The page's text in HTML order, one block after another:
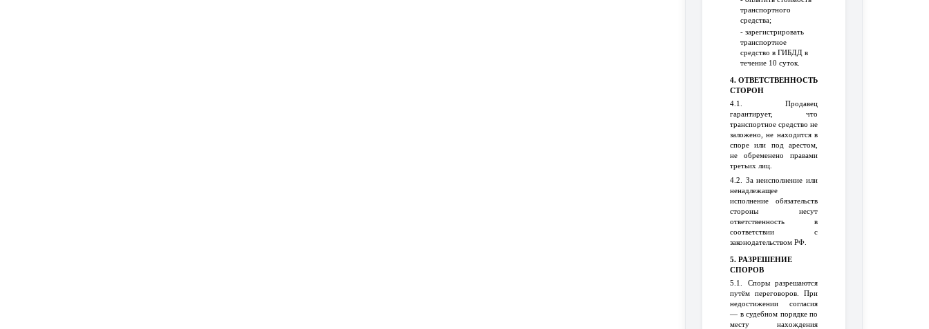
транспортного
средства;
- зарегистрировать
транспортное
средство в ГИБДД в
течение 10 суток.
4. ОТВЕТСТВЕННОСТЬ
СТОРОН
4.1. Продавец
гарантирует, что
транспортное средство не
заложено, не находится в
споре или под арестом,
не обременено правами
третьих лиц.
4.2. За неисполнение или
ненадлежащее
исполнение обязательств
стороны несут
ответственность в
соответствии с
законодательством РФ.
5. РАЗРЕШЕНИЕ
СПОРОВ
5.1. Споры разрешаются
путём переговоров. При
недостижении согласия
— в судебном порядке по
месту нахождения